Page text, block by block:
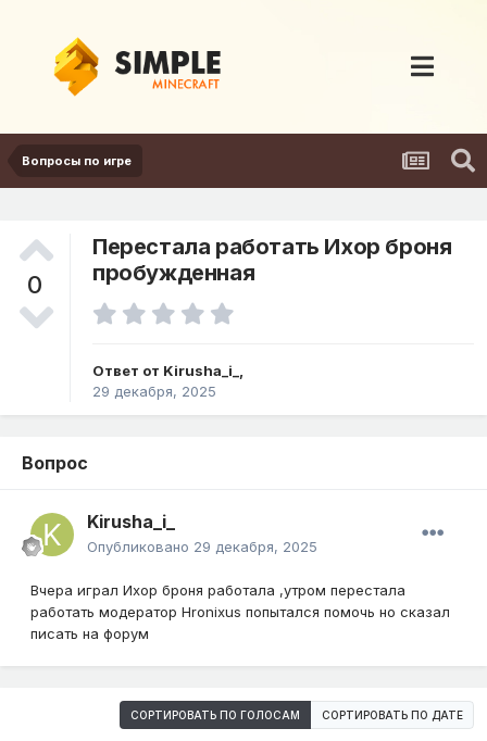
Вопросы по игре
0
Перестала работать Ихор броня
пробужденная
Ответ от Kirusha_i_,
29 декабря, 2025
Вопрос
Kirusha_i_
Опубликовано 29 декабря, 2025
Вчера играл Ихор броня работала ,утром перестала
работать модератор Hronixus попытался помочь но сказал
писать на форум
СОРТИРОВАТЬ ПО ГОЛОСАМ СОРТИРОВАТЬ ПО ДАТЕ